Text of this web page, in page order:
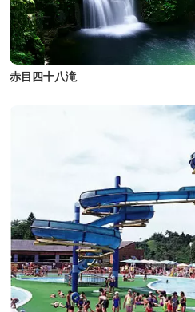
赤目四十八滝